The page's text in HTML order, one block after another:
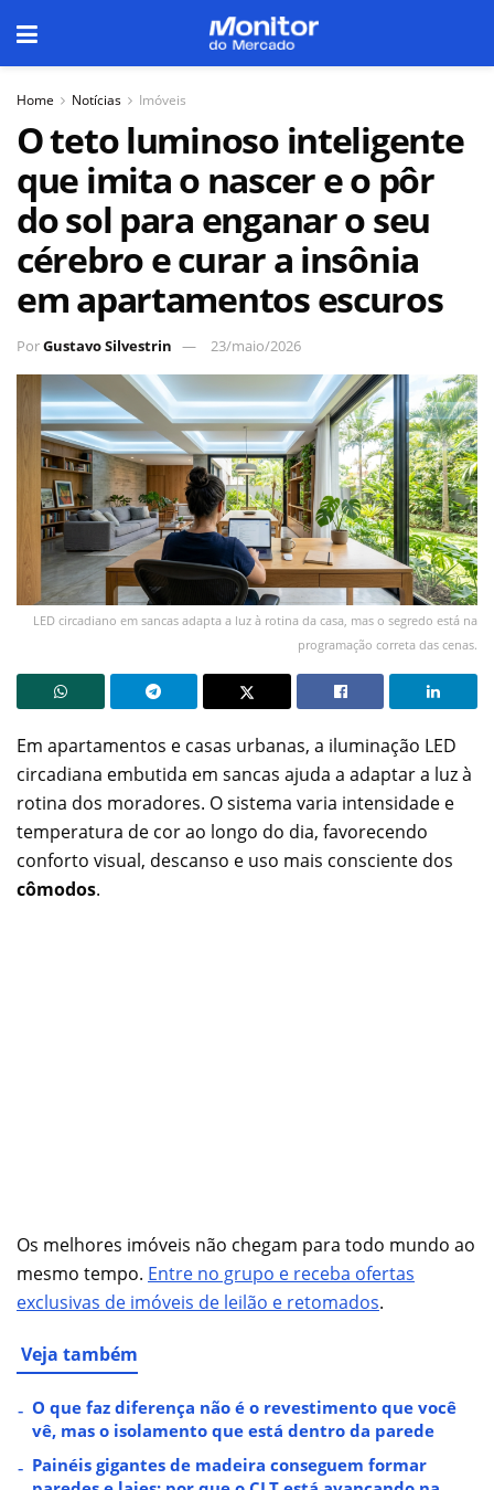
Home Notícias Imóveis
O teto luminoso inteligente
que imita o nascer e o pôr
do sol para enganar o seu
cérebro e curar a insônia
em apartamentos escuros
PorGustavo Silvestrin 23/maio/2026
LED circadiano em sancas adapta a luz à rotina da casa, mas o segredo está na
programação correta das cenas.
Em apartamentos e casas urbanas, a iluminação LED
circadiana embutida em sancas ajuda a adaptar a luz à
rotina dos moradores. O sistema varia intensidade e
temperatura de cor ao longo do dia, favorecendo
conforto visual, descanso e uso mais consciente dos
cômodos.
Os melhores imóveis não chegam para todo mundo ao
mesmo tempo. Entre no grupo e receba ofertas
exclusivas de imóveis de leilão e retomados.
Veja também
O que faz diferença não é o revestimento que você
vê, mas o isolamento que está dentro da parede
Painéis gigantes de madeira conseguem formar